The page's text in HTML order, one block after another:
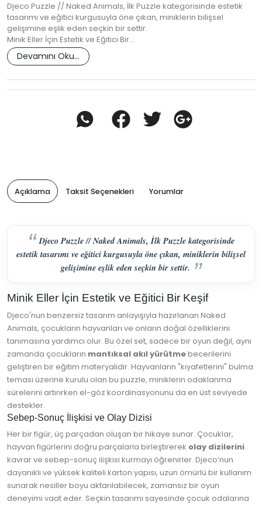
Djeco Puzzle // Naked Animals, İlk Puzzle kategorisinde estetik
tasarımı ve eğitici kurgusuyla öne çıkan, miniklerin bilişsel
gelişimine eşlik eden seçkin bir settir.
Minik Eller İçin Estetik ve Eğitici Bir…
Devamını Oku...
Açıklama Taksit Seçenekleri Yorumlar
Djeco Puzzle // Naked Animals, İlk Puzzle kategorisinde
estetik tasarımı ve eğitici kurgusuyla öne çıkan, miniklerin bilişsel
gelişimine eşlik eden seçkin bir settir.
Minik Eller İçin Estetik ve Eğitici Bir Keşif
Djeco'nun benzersiz tasarım anlayışıyla hazırlanan Naked
Animals, çocukların hayvanları ve onların doğal özelliklerini
tanımasına yardımcı olur. Bu özel set, sadece bir oyun değil, aynı
zamanda çocukların mantıksal akıl yürütmebecerilerini
geliştiren bir eğitim materyalidir. Hayvanların "kıyafetlerini" bulma
teması üzerine kurulu olan bu puzzle, miniklerin odaklanma
sürelerini artırırken el-göz koordinasyonunu da en üst seviyede
destekler.
Sebep-Sonuç İlişkisi ve Olay Dizisi
Her bir figür, üç parçadan oluşan bir hikaye sunar. Çocuklar,
hayvan figürlerini doğru parçalarla birleştirerek olay dizilerini
kavrar ve sebep-sonuç ilişkisi kurmayı öğrenirler. Djeco’nun
dayanıklı ve yüksek kaliteli karton yapısı, uzun ömürlü bir kullanım
sunarak nesiller boyu aktarılabilecek, zamansız bir oyun
deneyimi vaat eder. Seçkin tasarımı sayesinde çocuk odalarına